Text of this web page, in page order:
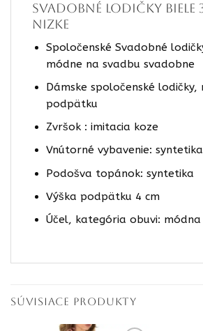
Svadobné lodičky biele
nizke
Spoločenské Svadobné
módne na svadbu svadobne
Dámske spoločenské
podpätku
Zvršok : imitacia koze
Vnútorné vybavenie:
Podošva topánok: syntetika
Výška podpätku 4 cm
Účel, kategória obuvi: módna
SÚVISIACE PRODUKTY